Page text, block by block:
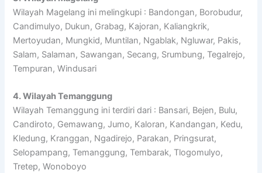
Wilayah Magelang ini melingkupi : Bandongan, Borobudur,
Candimulyo, Dukun, Grabag, Kajoran, Kaliangkrik,
Mertoyudan, Mungkid, Muntilan, Ngablak, Ngluwar, Pakis,
Salam, Salaman, Sawangan, Secang, Srumbung, Tegalrejo,
Tempuran, Windusari
4. Wilayah Temanggung
Wilayah Temanggung ini terdiri dari : Bansari, Bejen, Bulu,
Candiroto, Gemawang, Jumo, Kaloran, Kandangan, Kedu,
Kledung, Kranggan, Ngadirejo, Parakan, Pringsurat,
Selopampang, Temanggung, Tembarak, Tlogomulyo,
Tretep, Wonoboyo